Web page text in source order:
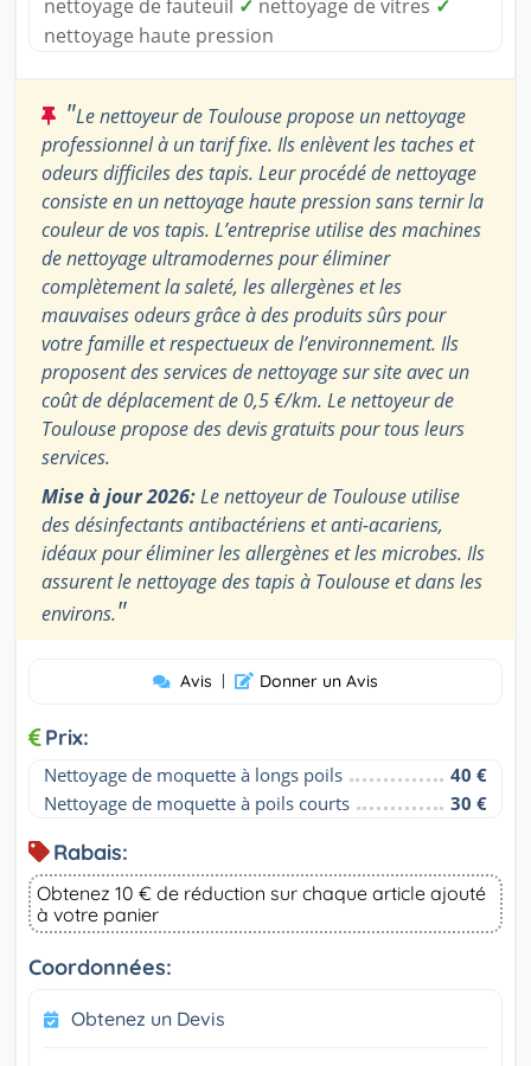
nettoyage de fauteuil ✓ nettoyage de vitres ✓
nettoyage haute pression
"Le nettoyeur de Toulouse propose un nettoyage
professionnel à un tarif fixe. Ils enlèvent les taches et
odeurs difficiles des tapis. Leur procédé de nettoyage
consiste en un nettoyage haute pression sans ternir la
couleur de vos tapis. L’entreprise utilise des machines
de nettoyage ultramodernes pour éliminer
complètement la saleté, les allergènes et les
mauvaises odeurs grâce à des produits sûrs pour
votre famille et respectueux de l’environnement. Ils
proposent des services de nettoyage sur site avec un
coût de déplacement de 0,5 €/km. Le nettoyeur de
Toulouse propose des devis gratuits pour tous leurs
services.
Mise à jour 2026:Le nettoyeur de Toulouse utilise
des désinfectants antibactériens et anti-acariens,
idéaux pour éliminer les allergènes et les microbes. Ils
assurent le nettoyage des tapis à Toulouse et dans les
environs."
Avis | Donner un Avis
Prix:
Nettoyage de moquette à longs poils
40 €
Nettoyage de moquette à poils courts
30 €
Rabais:
Obtenez 10 € de réduction sur chaque article ajouté
à votre panier
Coordonnées:
Obtenez un Devis